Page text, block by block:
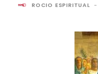
ROCIO ESPIRITUAL -